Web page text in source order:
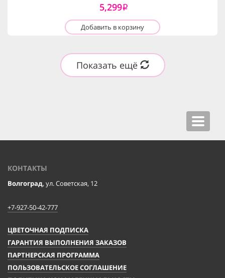
5,299i
Добавить в корзину
Показать ещё
Toggle
КОНТАКТЫ
Волгоград, ул. Советская, 12
+7-927-50-42-777
ЦВЕТОЧНАЯ ПОДПИСКА
ГАРАНТИЯ ВЫПОЛНЕНИЯ ЗАКАЗОВ
ПАРТНЕРСКАЯ ПРОГРАММА
ПОЛЬЗОВАТЕЛЬСКОЕ СОГЛАШЕНИЕ